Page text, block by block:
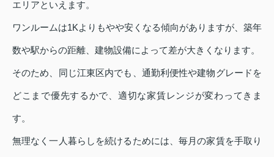
エリアといえます。
ワンルームは1Kよりもやや安くなる傾向がありますが、築年
数や駅からの距離、建物設備によって差が大きくなります。
そのため、同じ江東区内でも、通勤利便性や建物グレードを
どこまで優先するかで、適切な家賃レンジが変わってきま
す。
無理なく一人暮らしを続けるためには、毎月の家賃を手取り